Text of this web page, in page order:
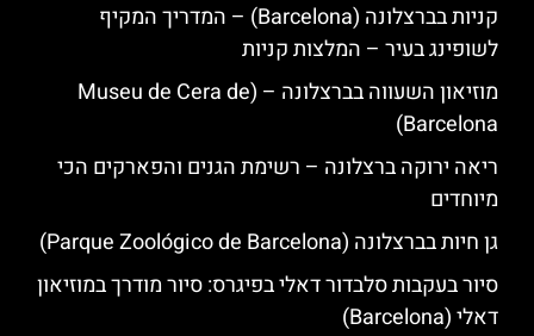
קניות בברצלונה (Barcelona) – המדריך המקיף
לשופינג בעיר – המלצות קניות
מוזיאון השעווה בברצלונה – (Museu de Cera de
Barcelona)
ריאה ירוקה ברצלונה – רשימת הגנים והפארקים הכי
מיוחדים
גן חיות בברצלונה (Parque Zoológico de Barcelona)
סיור בעקבות סלבדור דאלי בפיגרס: סיור מודרך במוזיאון
דאלי (Barcelona)